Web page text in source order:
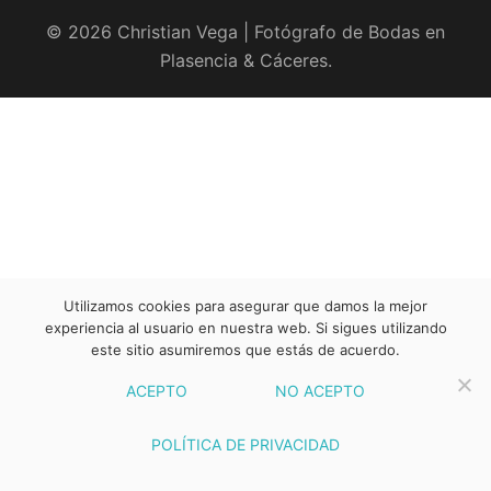
© 2026 Christian Vega | Fotógrafo de Bodas en
Plasencia & Cáceres.
Utilizamos cookies para asegurar que damos la mejor
experiencia al usuario en nuestra web. Si sigues utilizando
este sitio asumiremos que estás de acuerdo.
ACEPTO NO ACEPTO
POLÍTICA DE PRIVACIDAD